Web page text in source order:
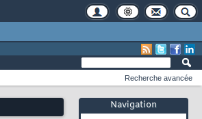
Navigation
Recherche avancée